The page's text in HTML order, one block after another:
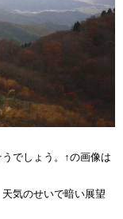
でしょう。↑の画像は
気のせいで暗い展望